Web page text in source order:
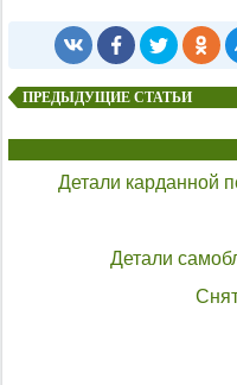
ПРЕДЫДУЩИЕ СТАТЬИ
Детали карданной
Детали